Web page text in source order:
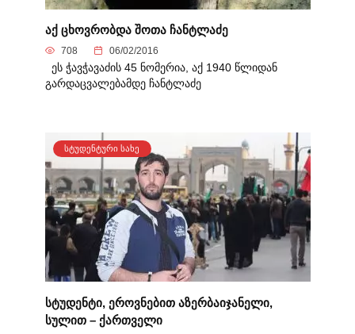
აქ ცხოვრობდა შოთა ჩანტლაძე
708 06/02/2016
ეს ჭავჭავაძის 45 ნომერია, აქ 1940 წლიდან
გარდაცვალებამდე ჩანტლაძე
ᲡᲢᲣᲓᲔᲜᲢᲣᲠᲘ ᲡᲐᲮᲔ
სტუდენტი, ეროვნებით აზერბაიჯანელი,
სულით – ქართველი